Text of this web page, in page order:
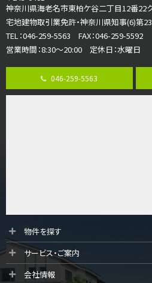
ご家族が集まるLDKは１７．５帖とゆとりあ
第8位
第10位
神奈川県海老名市東柏ケ谷二丁目12番22
宅地建物取引業免許・神奈川県知事(6)第
TEL：046-259-5563 FAX：046-259-5592
営業時間：8:30～20:00 定休日：水曜日
046-259-5563
物件を探す
サービス・ご案内
会社情報